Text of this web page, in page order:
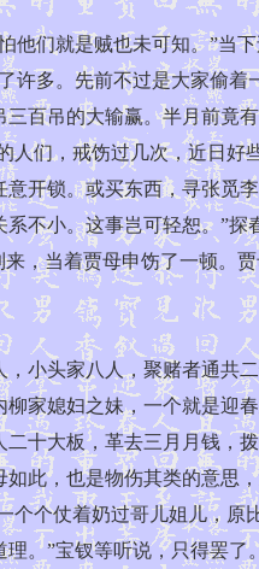
们就是贼也未可知。”当
多。先前不过是大家偷着
百吊的大输赢。半月前竟
们，戒饬过几次，近日好
开锁。或买东西，寻张觅
不小。这事岂可轻恕。”探
，当着贾母申饬了一顿。贾
小头家八人，聚赌者通共
家媳妇之妹，一个就是迎
十大板，革去三月月钱，
此，也是物伤其类的意思
个个仗着奶过哥儿姐儿，原
。”宝钗等听说，只得罢了。